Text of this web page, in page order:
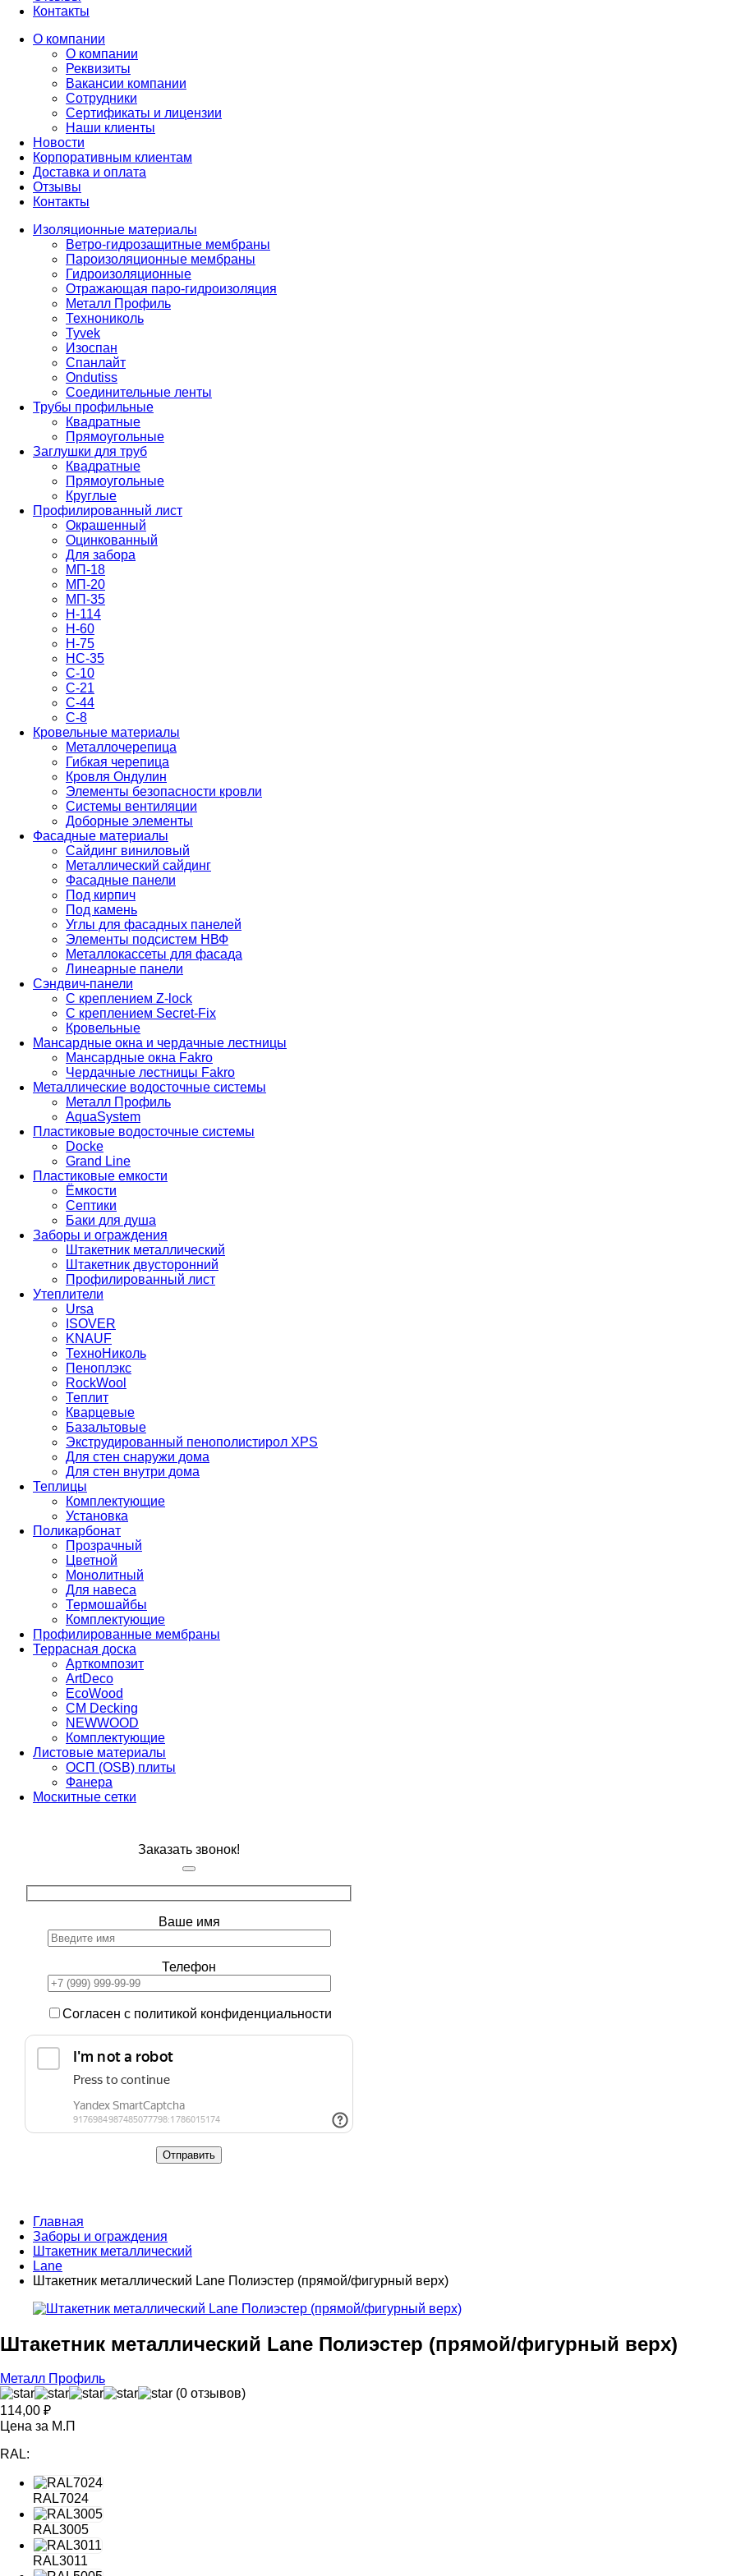
Контакты
О компании
О компании
Реквизиты
Вакансии компании
Сотрудники
Сертификаты и лицензии
Наши клиенты
Новости
Корпоративным клиентам
Доставка и оплата
Отзывы
Контакты
Изоляционные материалы
Ветро-гидрозащитные мембраны
Пароизоляционные мембраны
Гидроизоляционные
Отражающая паро-гидроизоляция
Металл Профиль
Технониколь
Tyvek
Изоспан
Спанлайт
Ondutiss
Соединительные ленты
Трубы профильные
Квадратные
Прямоугольные
Заглушки для труб
Квадратные
Прямоугольные
Круглые
Профилированный лист
Окрашенный
Оцинкованный
Для забора
МП-18
МП-20
МП-35
Н-114
Н-60
Н-75
НС-35
С-10
С-21
С-44
С-8
Кровельные материалы
Металлочерепица
Гибкая черепица
Кровля Ондулин
Элементы безопасности кровли
Системы вентиляции
Доборные элементы
Фасадные материалы
Сайдинг виниловый
Металлический сайдинг
Фасадные панели
Под кирпич
Под камень
Углы для фасадных панелей
Элементы подсистем НВФ
Металлокассеты для фасада
Линеарные панели
Сэндвич-панели
С креплением Z-lock
С креплением Secret-Fix
Кровельные
Мансардные окна и чердачные лестницы
Мансардные окна Fakro
Чердачные лестницы Fakro
Металлические водосточные системы
Металл Профиль
AquaSystem
Пластиковые водосточные системы
Docke
Grand Line
Пластиковые емкости
Ёмкости
Септики
Баки для душа
Заборы и ограждения
Штакетник металлический
Штакетник двусторонний
Профилированный лист
Утеплители
Ursa
ISOVER
KNAUF
ТехноНиколь
Пеноплэкс
RockWool
Теплит
Кварцевые
Базальтовые
Экструдированный пенополистирол XPS
Для стен снаружи дома
Для стен внутри дома
Теплицы
Комплектующие
Установка
Поликарбонат
Прозрачный
Цветной
Монолитный
Для навеса
Термошайбы
Комплектующие
Профилированные мембраны
Террасная доска
Арткомпозит
ArtDeco
EcoWood
CM Decking
NEWWOOD
Комплектующие
Листовые материалы
ОСП (OSB) плиты
Фанера
Москитные сетки
Заказать звонок!
Ваше имя
Телефон
Согласен с политикой конфиденциальности
Главная
Заборы и ограждения
Штакетник металлический
Lane
Штакетник металлический Lane Полиэстер (прямой/фигурный верх)
Штакетник металлический Lane Полиэстер (прямой/фигурный верх)
Металл Профиль
(0 отзывов)
114,00 ₽
Цена за М.П
RAL:
RAL7024
RAL3005
RAL3011